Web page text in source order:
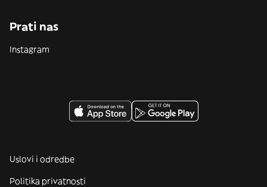
Prati nas
Instagram
Uslovi i odredbe
Politika privatnosti